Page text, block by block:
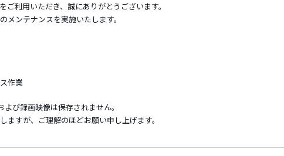
ご利用いただき、誠にありがとうございます。
メンテナンスを実施いたします。
作業
び録画映像は保存されません。
ますが、ご理解のほどお願い申し上げます。